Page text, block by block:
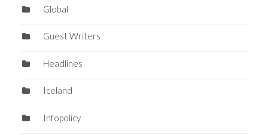
Global
Guest Writers
Headlines
Iceland
Infopolicy